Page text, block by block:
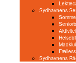
Sydhavnens
Sydhavnens